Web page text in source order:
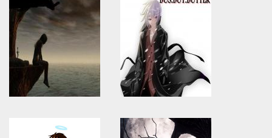
constant article_topic -
Warning: Use of undefined
constant article_topic -